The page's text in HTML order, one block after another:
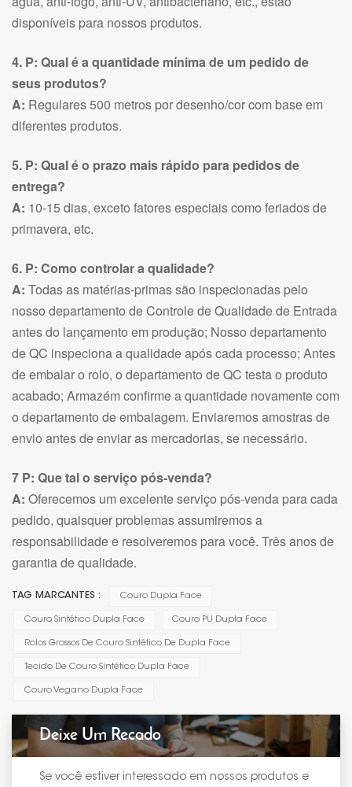
disponíveis para nossos produtos.
4. P: Qual é a quantidade mínima de um pedido de
seus produtos?
A: Regulares 500 metros por desenho/cor com base em
diferentes produtos.
5. P: Qual é o prazo mais rápido para pedidos de
entrega?
A: 10-15 dias, exceto fatores especiais como feriados de
primavera, etc.
6. P: Como controlar a qualidade?
A: Todas as matérias-primas são inspecionadas pelo
nosso departamento de Controle de Qualidade de Entrada
antes do lançamento em produção; Nosso departamento
de QC inspeciona a qualidade após cada processo; Antes
de embalar o rolo, o departamento de QC testa o produto
acabado; Armazém confirme a quantidade novamente com
o departamento de embalagem. Enviaremos amostras de
envio antes de enviar as mercadorias, se necessário.
7 P: Que tal o serviço pós-venda?
A: Oferecemos um excelente serviço pós-venda para cada
pedido, quaisquer problemas assumiremos a
responsabilidade e resolveremos para você. Três anos de
garantia de qualidade.
TAG MARCANTES : Couro Dupla Face
Couro Sintético Dupla Face Couro PU Dupla Face
Rolos Grossos De Couro Sintético De Dupla Face
Tecido De Couro Sintético Dupla Face
Couro Vegano Dupla Face
Deixe Um Recado
Se você estiver interessado em nossos produtos e